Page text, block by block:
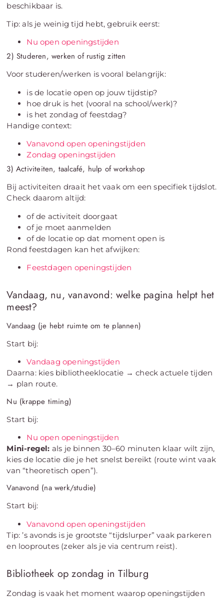
beschikbaar is.
Tip: als je weinig tijd hebt, gebruik eerst:
Nu open openingstijden
2) Studeren, werken of rustig zitten
Voor studeren/werken is vooral belangrijk:
is de locatie open op jouw tijdstip?
hoe druk is het (vooral na school/werk)?
is het zondag of feestdag?
Handige context:
Vanavond open openingstijden
Zondag openingstijden
3) Activiteiten, taalcafé, hulp of workshop
Bij activiteiten draait het vaak om een specifiek tijdslot.
Check daarom altijd:
of de activiteit doorgaat
of je moet aanmelden
of de locatie op dat moment open is
Rond feestdagen kan het afwijken:
Feestdagen openingstijden
Vandaag, nu, vanavond: welke pagina helpt het
meest?
Vandaag (je hebt ruimte om te plannen)
Start bij:
Vandaag openingstijden
Daarna: kies bibliotheeklocatie → check actuele tijden
→ plan route.
Nu (krappe timing)
Start bij:
Nu open openingstijden
Mini-regel: als je binnen 30–60 minuten klaar wilt zijn,
kies de locatie die je het snelst bereikt (route wint vaak
van “theoretisch open”).
Vanavond (na werk/studie)
Start bij:
Vanavond open openingstijden
Tip: ’s avonds is je grootste “tijdslurper” vaak parkeren
en looproutes (zeker als je via centrum reist).
Bibliotheek op zondag in Tilburg
Zondag is vaak het moment waarop openingstijden